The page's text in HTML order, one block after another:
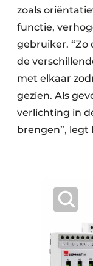
zoals
functie,
gebruiker.
de
met elkaar
gezien. Als
verlichting in
brengen”, legt